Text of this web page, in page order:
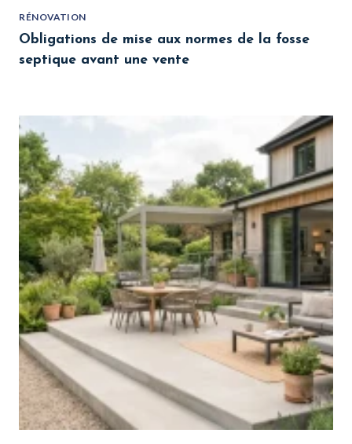
RÉNOVATION
Obligations de mise aux normes de la fosse
septique avant une vente